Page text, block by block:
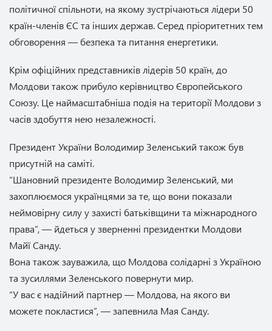
політичної спільноти, на якому зустрічаються лідери 50
країн-членів ЄС та інших держав. Серед пріоритетних тем
обговорення — безпека та питання енергетики.
Крім офіційних представників лідерів 50 країн, до
Молдови також прибуло керівництво Європейського
Союзу. Це наймасштабніша подія на території Молдови з
часів здобуття нею незалежності.
Президент України Володимир Зеленський також був
присутній на саміті.
“Шановний президенте Володимир Зеленський, ми
захоплюємося українцями за те, що вони показали
неймовірну силу у захисті батьківщини та міжнародного
права”, — йдеться у зверненні президентки Молдови
Майї Санду.
Вона також зауважила, що Молдова солідарні з Україною
та зусиллями Зеленського повернути мир.
“У вас є надійний партнер — Молдова, на якого ви
можете покластися”, — запевнила Мая Санду.